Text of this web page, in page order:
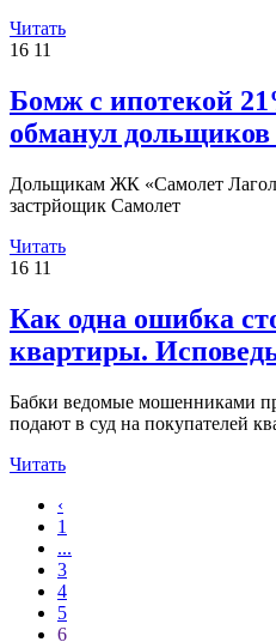
Читать
16 11
Бомж с ипотекой
обманул дольщиков
Дольщикам ЖК «Самолет
застрйощик Самолет
Читать
16 11
Как одна ошибка
квартиры.
Бабки ведомые мошенниками
подают в суд на покупателей
Читать
‹
1
...
3
4
5
6